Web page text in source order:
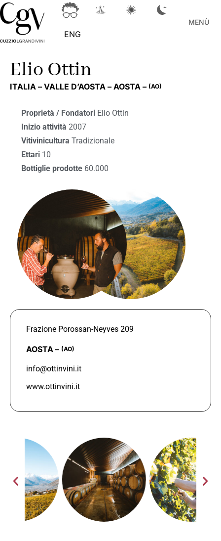
ENG
MENÙ
Elio Ottin
ITALIA – VALLE D’AOSTA – AOSTA – (AO)
Proprietà / Fondatori Elio Ottin
Inizio attività 2007
Vitivinicultura Tradizionale
Ettari 10
Bottiglie prodotte 60.000
Frazione Porossan-Neyves 209
AOSTA – (AO)
info@ottinvini.it
www.ottinvini.it